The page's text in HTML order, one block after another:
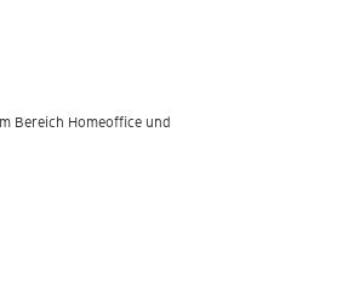
Bereich Homeoffice und